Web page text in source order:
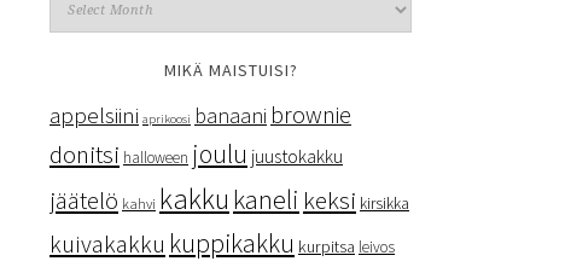
MIKÄ MAISTUISI?
appelsiini aprikoosi banaani brownie
donitsi halloween joulu juustokakku
jäätelö kahvi kakku kaneli keksi kirsikka
kuivakakku kuppikakku kurpitsa leivos